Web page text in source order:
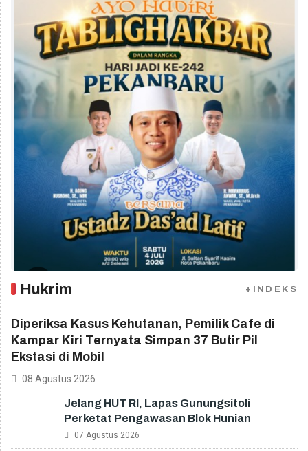
Hukrim +INDEKS
Diperiksa Kasus Kehutanan, Pemilik Cafe di
Kampar Kiri Ternyata Simpan 37 Butir Pil
Ekstasi di Mobil
08 Agustus 2026
Jelang HUT RI, Lapas Gunungsitoli
Perketat Pengawasan Blok Hunian
07 Agustus 2026